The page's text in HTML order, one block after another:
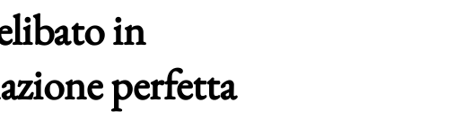
in
perfetta